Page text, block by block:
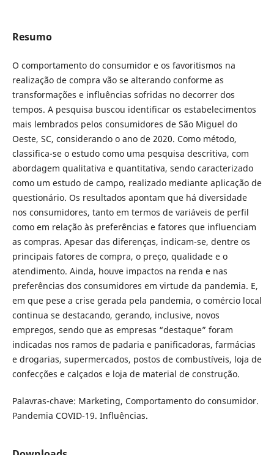
Resumo
O comportamento do consumidor e os favoritismos na
realização de compra vão se alterando conforme as
transformações e influências sofridas no decorrer dos
tempos. A pesquisa buscou identificar os estabelecimentos
mais lembrados pelos consumidores de São Miguel do
Oeste, SC, considerando o ano de 2020. Como método,
classifica-se o estudo como uma pesquisa descritiva, com
abordagem qualitativa e quantitativa, sendo caracterizado
como um estudo de campo, realizado mediante aplicação de
questionário. Os resultados apontam que há diversidade
nos consumidores, tanto em termos de variáveis de perfil
como em relação às preferências e fatores que influenciam
as compras. Apesar das diferenças, indicam-se, dentre os
principais fatores de compra, o preço, qualidade e o
atendimento. Ainda, houve impactos na renda e nas
preferências dos consumidores em virtude da pandemia. E,
em que pese a crise gerada pela pandemia, o comércio local
continua se destacando, gerando, inclusive, novos
empregos, sendo que as empresas “destaque” foram
indicadas nos ramos de padaria e panificadoras, farmácias
e drogarias, supermercados, postos de combustíveis, loja de
confecções e calçados e loja de material de construção.
Palavras-chave: Marketing, Comportamento do consumidor.
Pandemia COVID-19. Influências.